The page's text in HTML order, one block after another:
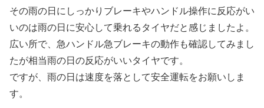
その雨の日にしっかりブレーキやハンドル操作に反応がい
いのは雨の日に安心して乗れるタイヤだと感じましたよ。
広い所で、急ハンドル急ブレーキの動作も確認してみまし
たが相当雨の日の反応がいいタイヤです。
ですが、雨の日は速度を落として安全運転をお願いしま
す。